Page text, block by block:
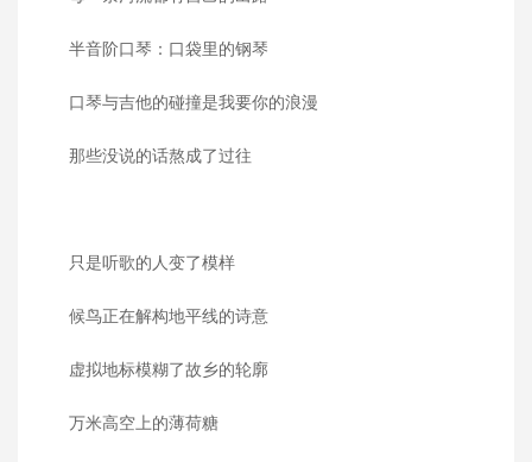
半音阶口琴：口袋里的钢琴
口琴与吉他的碰撞是我要你的浪漫
那些没说的话熬成了过往
只是听歌的人变了模样
候鸟正在解构地平线的诗意
虚拟地标模糊了故乡的轮廓
万米高空上的薄荷糖